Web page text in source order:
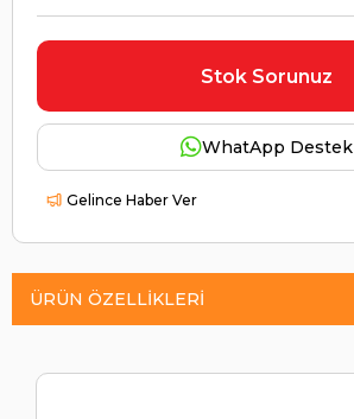
Stok Sorunuz
WhatApp Destek
Gelince Haber Ver
ÜRÜN ÖZELLIKLERI